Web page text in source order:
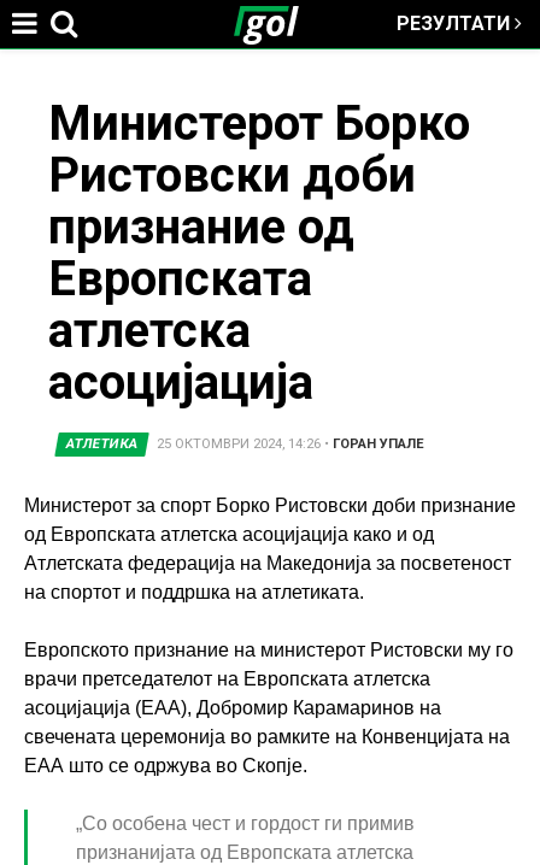
РЕЗУЛТАТИ
here
Министерот Борко
Ристовски доби
признание од
Европската
атлетска
асоцијација
АТЛЕТИКА 25 ОКТОМВРИ 2024, 14:26• ГОРАН УПАЛЕ
Министерот за спорт Борко Ристовски доби признание
од Европската атлетска асоцијација како и од
Атлетската федерација на Македонија за посветеност
на спортот и поддршка на атлетиката.
Европското признание на министерот Ристовски му го
врачи претседателот на Европската атлетска
асоцијација (ЕАА), Добромир Карамаринов на
свечената церемонија во рамките на Конвенцијата на
ЕАА што се одржува во Скопје.
„Со особена чест и гордост ги примив
признанијата од Европската атлетска